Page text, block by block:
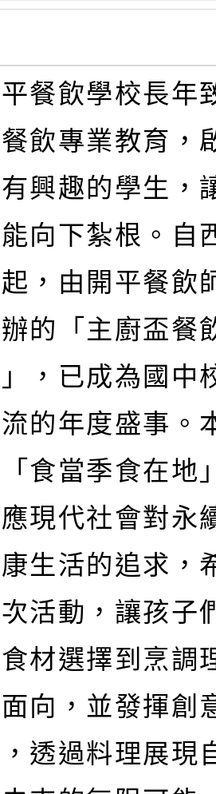
餐飲學校長年
飲專業教育，
興趣的學生，
向下紮根。自
，由開平餐飲
的「主廚盃餐
，已成為國中
的年度盛事。
食當季食在地
現代社會對永
生活的追求，
活動，讓孩子
材選擇到烹調
向，並發揮創
透過料理展現